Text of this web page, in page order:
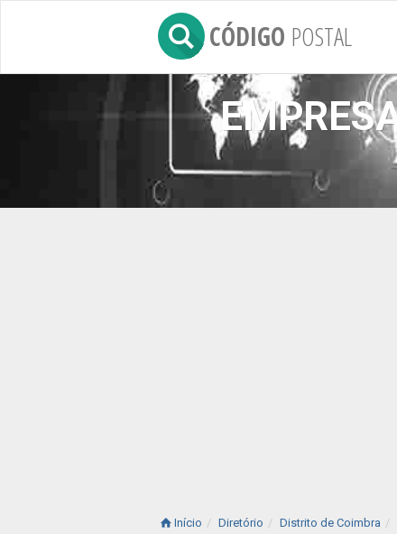
CÓDIGO POSTAL
Início Diretório Distrito de Coimbra